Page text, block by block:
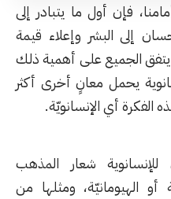
فإن أول ما يتبادر إلى
إلى البشر وإعلاء قيمة
يتفق الجميع على أهمية ذلك
يحمل معانٍ أخرى أكثر
الفكرة أي الإنسانويّة.
شعار المذهب
أو الهيومانيّة، ومثلها من